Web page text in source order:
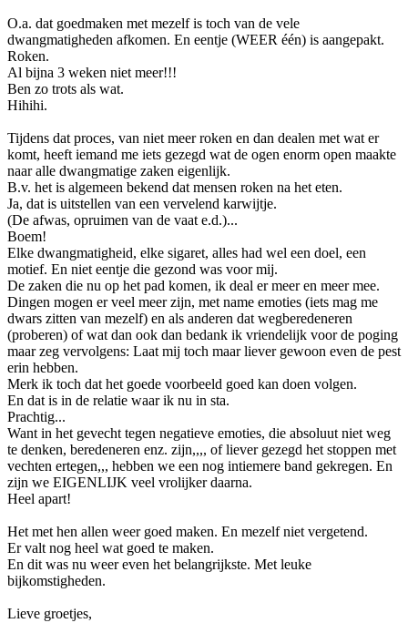
O.a. dat goedmaken met mezelf is toch van de vele
dwangmatigheden afkomen. En eentje (WEER één) is aangepakt.
Roken.
Al bijna 3 weken niet meer!!!
Ben zo trots als wat.
Hihihi.
Tijdens dat proces, van niet meer roken en dan dealen met wat er
komt, heeft iemand me iets gezegd wat de ogen enorm open maakte
naar alle dwangmatige zaken eigenlijk.
B.v. het is algemeen bekend dat mensen roken na het eten.
Ja, dat is uitstellen van een vervelend karwijtje.
(De afwas, opruimen van de vaat e.d.)...
Boem!
Elke dwangmatigheid, elke sigaret, alles had wel een doel, een
motief. En niet eentje die gezond was voor mij.
De zaken die nu op het pad komen, ik deal er meer en meer mee.
Dingen mogen er veel meer zijn, met name emoties (iets mag me
dwars zitten van mezelf) en als anderen dat wegberedeneren
(proberen) of wat dan ook dan bedank ik vriendelijk voor de poging
maar zeg vervolgens: Laat mij toch maar liever gewoon even de pest
erin hebben.
Merk ik toch dat het goede voorbeeld goed kan doen volgen.
En dat is in de relatie waar ik nu in sta.
Prachtig...
Want in het gevecht tegen negatieve emoties, die absoluut niet weg
te denken, beredeneren enz. zijn,,,, of liever gezegd het stoppen met
vechten ertegen,,, hebben we een nog intiemere band gekregen. En
zijn we EIGENLIJK veel vrolijker daarna.
Heel apart!
Het met hen allen weer goed maken. En mezelf niet vergetend.
Er valt nog heel wat goed te maken.
En dit was nu weer even het belangrijkste. Met leuke
bijkomstigheden.
Lieve groetjes,